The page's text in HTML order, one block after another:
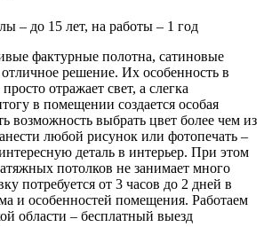
– до 15 лет, на работы – 1 год
фактурные полотна, сатиновые
решение. Их особенность в
отражает свет, а слегка
в помещении создается особая
возможность выбрать цвет более чем из
любой рисунок или фотопечать –
деталь в интерьер. При этом
потолков не занимает много
потребуется от 3 часов до 2 дней в
и особенностей помещения. Работаем
области – бесплатный выезд